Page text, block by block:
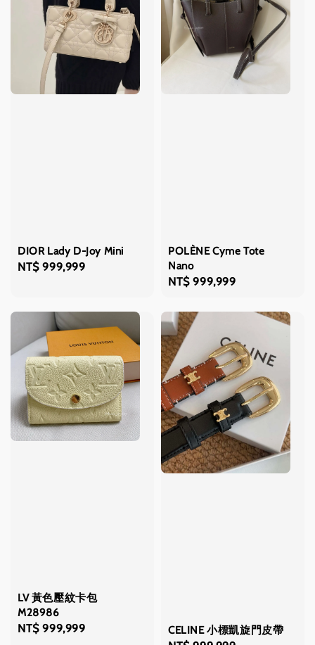
DIOR Lady D-Joy Mini
Regular
NT$ 999,999
POLÈNE Cyme Tote
Nano
Regular
NT$ 999,999
LV 黃色壓紋卡包
M28986
Regular
NT$ 999,999 CELINE 小標凱旋門皮帶